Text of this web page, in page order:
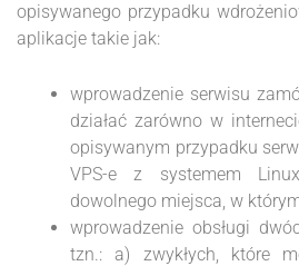
opisywanego przypadku
aplikacje takie jak:
wprowadzenie serwisu
działać zarówno w
opisywanym przypadku
VPS-e z systemem
dowolnego miejsca, w
wprowadzenie obsługi
tzn.: a) zwykłych, które